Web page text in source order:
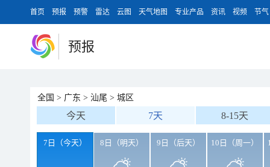
首页 预报 预警 雷达 云图 天气地图 专业产品 资讯 视频 节气
预报
全国 > 广东 > 汕尾 > 城区
今天 7天 8-15天
7日（今天） 8日（明天） 9日（后天） 10日（周一）